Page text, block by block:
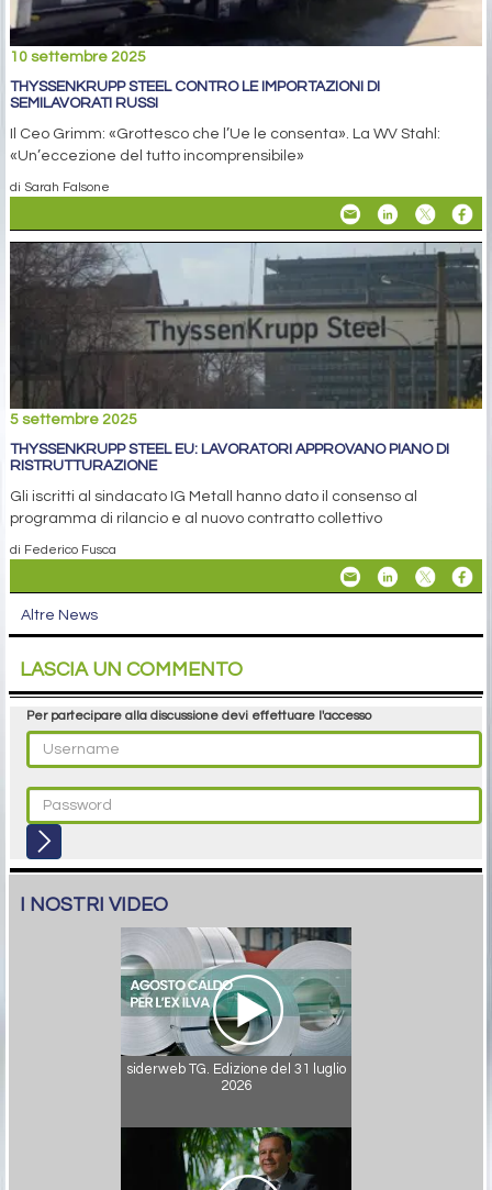
10 settembre 2025
THYSSENKRUPP STEEL CONTRO LE IMPORTAZIONI DI
SEMILAVORATI RUSSI
Il Ceo Grimm: «Grottesco che l’Ue le consenta». La WV Stahl:
«Un’eccezione del tutto incomprensibile»
di Sarah Falsone
5 settembre 2025
THYSSENKRUPP STEEL EU: LAVORATORI APPROVANO PIANO DI
RISTRUTTURAZIONE
Gli iscritti al sindacato IG Metall hanno dato il consenso al
programma di rilancio e al nuovo contratto collettivo
di Federico Fusca
Altre News
LASCIA UN COMMENTO
Per partecipare alla discussione devi effettuare l'accesso
I NOSTRI VIDEO
siderweb TG. Edizione del 31 luglio
2026